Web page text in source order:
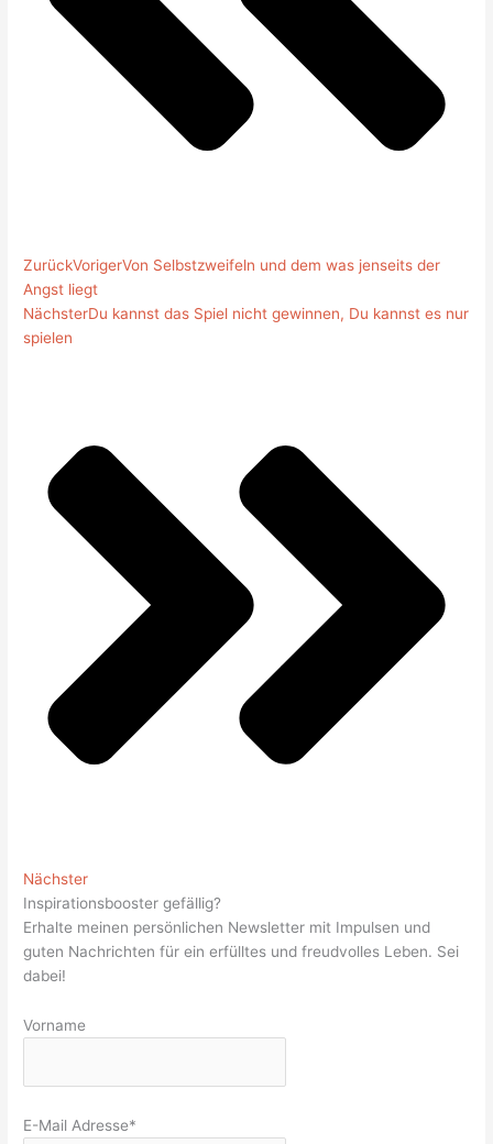
ZurückVorigerVon Selbstzweifeln und dem was jenseits der
Angst liegt
NächsterDu kannst das Spiel nicht gewinnen, Du kannst es nur
spielen
Nächster
Inspirationsbooster gefällig?
Erhalte meinen persönlichen Newsletter mit Impulsen und
guten Nachrichten für ein erfülltes und freudvolles Leben. Sei
dabei!
Vorname
E-Mail Adresse*